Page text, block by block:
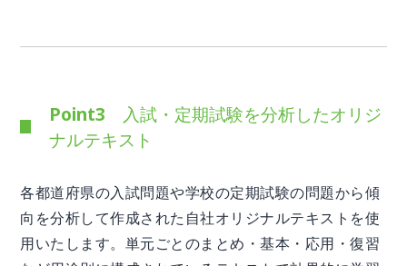
Point3 入試・定期試験を分析したオリジ
ナルテキスト
各都道府県の入試問題や学校の定期試験の問題から傾
向を分析して作成された自社オリジナルテキストを使
用いたします。単元ごとのまとめ・基本・応用・復習